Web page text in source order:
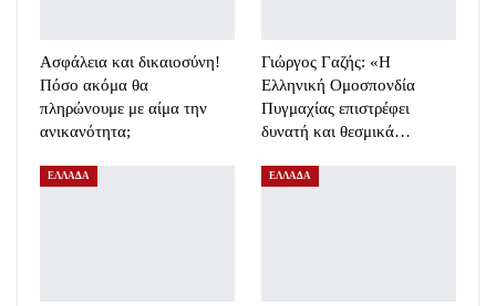
Ασφάλεια και δικαιοσύνη!
Πόσο ακόμα θα
πληρώνουμε με αίμα την
ανικανότητα;
Γιώργος Γαζής: «Η
Ελληνική Ομοσπονδία
Πυγμαχίας επιστρέφει
δυνατή και θεσμικά…
ΕΛΛΑΔΑ ΕΛΛΑΔΑ